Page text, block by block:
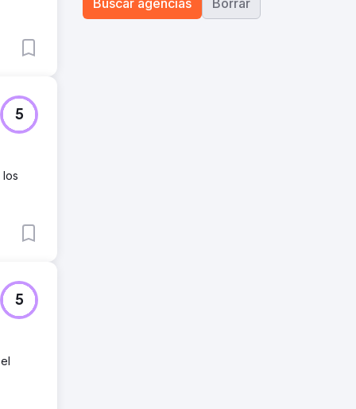
5
5
Buscar agencias Borrar